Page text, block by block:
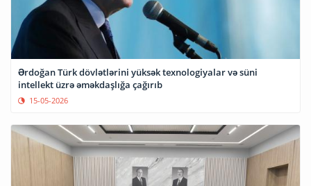
Ərdoğan Türk dövlətlərini yüksək texnologiyalar və süni
intellekt üzrə əməkdaşlığa çağırıb
15-05-2026